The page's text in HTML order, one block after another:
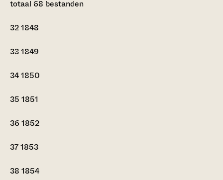
totaal 68 bestanden
321848
331849
341850
35 1851
36 1852
371853
38 1854